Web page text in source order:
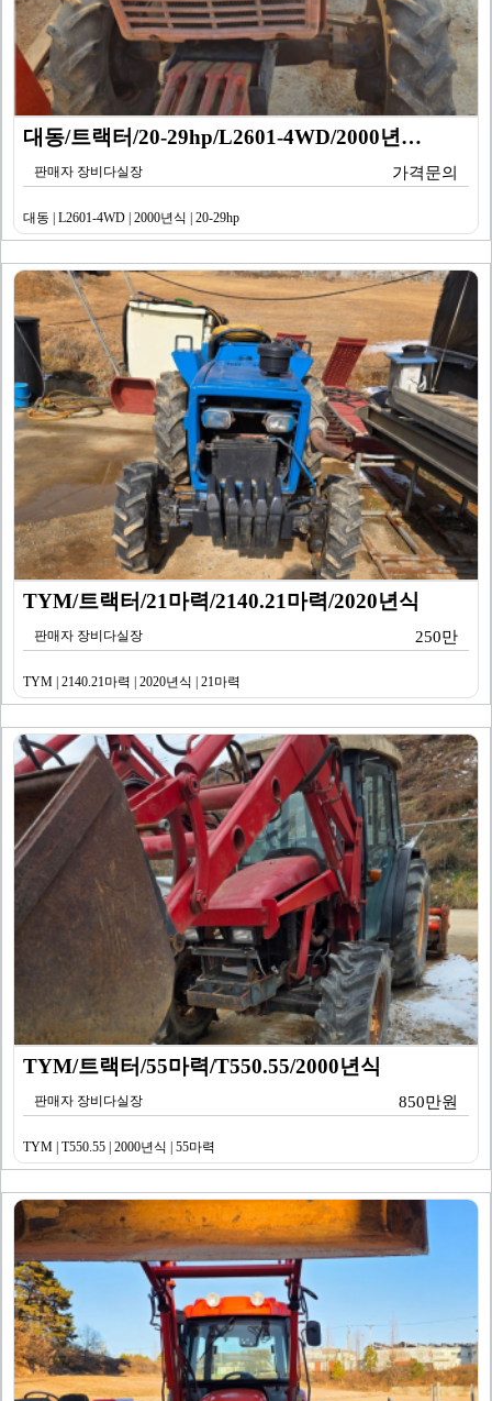
대동/트랙터/20-29hp/L2601-4WD/2000년…
판매자 장비다실장 가격문의
대동 | L2601-4WD | 2000년식 | 20-29hp
TYM/트랙터/21마력/2140.21마력/2020년식
판매자 장비다실장 250만
TYM | 2140.21마력 | 2020년식 | 21마력
TYM/트랙터/55마력/T550.55/2000년식
판매자 장비다실장 850만원
TYM | T550.55 | 2000년식 | 55마력